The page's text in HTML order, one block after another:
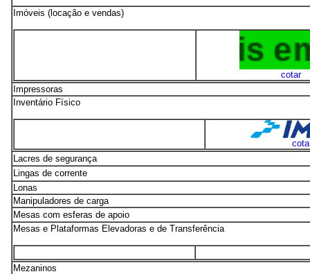
Imóveis (locação e vendas)
Imóveis em
cotar
Impressoras
Inventário Físico
Lacres de segurança
Lingas de corrente
Lonas
Manipuladores de carga
Mesas com esferas de apoio
Mesas e Plataformas Elevadoras e de Transferência
Mezaninos